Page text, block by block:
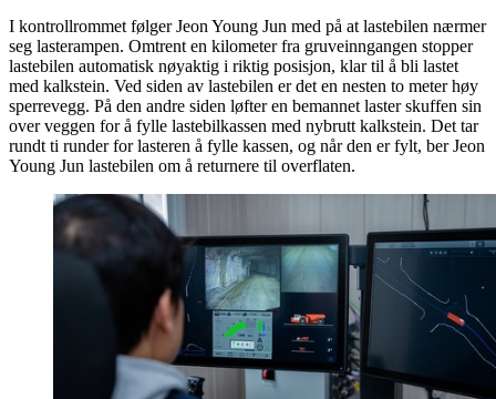
I kontrollrommet følger Jeon Young Jun med på at lastebilen nærmer
seg lasterampen. Omtrent en kilometer fra gruveinngangen stopper
lastebilen automatisk nøyaktig i riktig posisjon, klar til å bli lastet
med kalkstein. Ved siden av lastebilen er det en nesten to meter høy
sperrevegg. På den andre siden løfter en bemannet laster skuffen sin
over veggen for å fylle lastebilkassen med nybrutt kalkstein. Det tar
rundt ti runder for lasteren å fylle kassen, og når den er fylt, ber Jeon
Young Jun lastebilen om å returnere til overflaten.